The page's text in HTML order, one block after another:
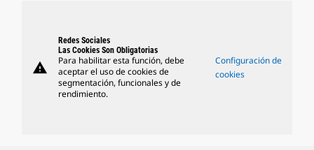
warning
Redes Sociales
Las Cookies Son Obligatorias
Para habilitar esta función, debe
aceptar el uso de cookies de
segmentación, funcionales y de
rendimiento.
Configuración de
cookies